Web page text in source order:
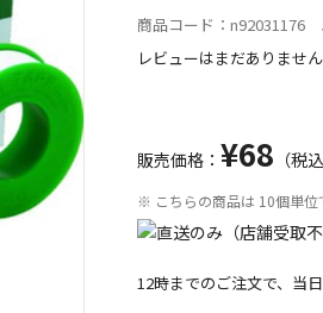
商品コード：n92031176
レビューはまだありません
販売価格： ¥68 （税込
※ こちらの商品は 10個単位
12時までのご注文で、当